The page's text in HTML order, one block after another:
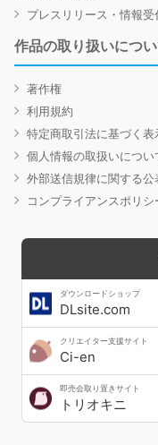
プレスリリース・情報受
作品の取り扱いにつ
著作権
利用規約
特定商取引法に基づく表
個人情報の取扱いについ
外部送信規律に関する公
コンプライアンスポリシ
ダウンロードショップ
DLsite.com
クリエイター支援サイト
Ci-en
即売会取り置きサイト
トリオキニ